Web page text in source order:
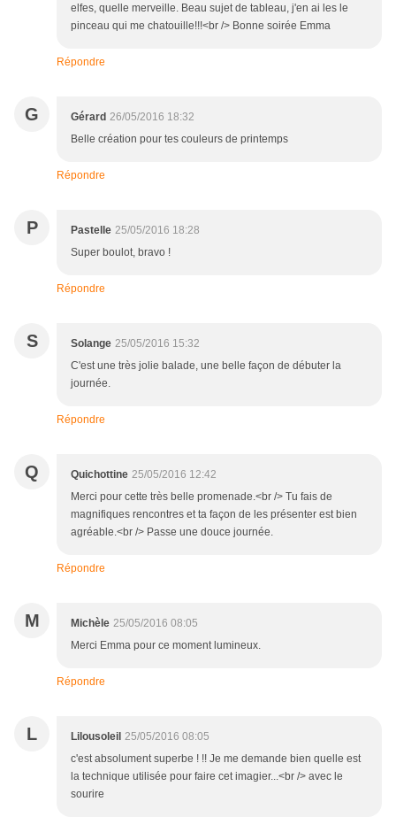
elfes, quelle merveille. Beau sujet de tableau, j'en ai les le
pinceau qui me chatouille!!!<br /> Bonne soirée Emma
Répondre
G Gérard 26/05/2016 18:32
Belle création pour tes couleurs de printemps
Répondre
P Pastelle 25/05/2016 18:28
Super boulot, bravo !
Répondre
S Solange 25/05/2016 15:32
C'est une très jolie balade, une belle façon de débuter la
journée.
Répondre
Q Quichottine 25/05/2016 12:42
Merci pour cette très belle promenade.<br /> Tu fais de
magnifiques rencontres et ta façon de les présenter est bien
agréable.<br /> Passe une douce journée.
Répondre
M Michèle 25/05/2016 08:05
Merci Emma pour ce moment lumineux.
Répondre
L Lilousoleil 25/05/2016 08:05
c'est absolument superbe ! !! Je me demande bien quelle est
la technique utilisée pour faire cet imagier...<br /> avec le
sourire